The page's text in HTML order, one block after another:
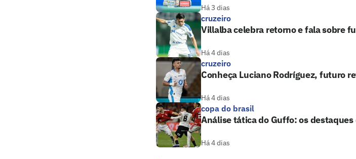
Há 3 dias
cruzeiro
Villalba celebra retorno e fala sobre
Há 4 dias
cruzeiro
Conheça Luciano Rodríguez, futuro
Há 4 dias
copa do brasil
Análise tática do Guffo: os
Há 4 dias